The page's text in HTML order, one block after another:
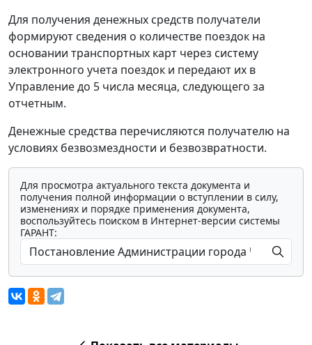
Для получения денежных средств получатели
формируют сведения о количестве поездок на
основании транспортных карт через систему
электронного учета поездок и передают их в
Управление до 5 числа месяца, следующего за
отчетным.
Денежные средства перечисляются получателю на
условиях безвозмездности и безвозвратности.
Для просмотра актуального текста документа и
получения полной информации о вступлении в силу,
изменениях и порядке применения документа,
воспользуйтесь поиском в Интернет-версии системы
ГАРАНТ: